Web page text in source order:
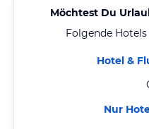
Möchtest Du
Folgende
Hotel &
Nur